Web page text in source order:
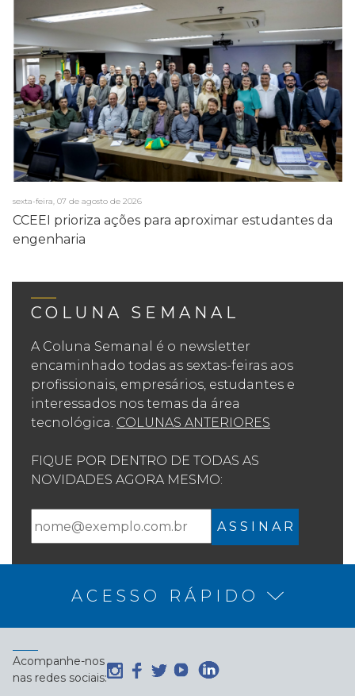
sexta-feira, 07 de agosto de 2026
CCEEI prioriza ações para aproximar estudantes da
engenharia
COLUNA SEMANAL
A Coluna Semanal é o newsletter
encaminhado todas as sextas-feiras aos
profissionais, empresários, estudantes e
interessados nos temas da área
tecnológica. COLUNAS ANTERIORES
FIQUE POR DENTRO DE TODAS AS
NOVIDADES AGORA MESMO:
A S S I N A R
ACESSO RÁPIDO
Acompanhe-nos
nas redes sociais: